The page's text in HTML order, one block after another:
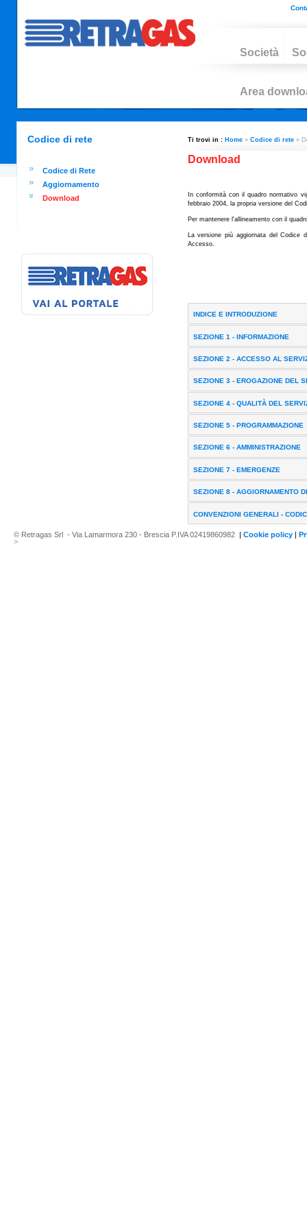
Società
Area
Codice di rete
Codice di Rete
Aggiornamento
Download
Ti trovi in : Home » Codice di rete »
Download
In conformità con il quadro normativo
febbraio 2004, la propria versione del
Per mantenere l'allineamento con il
La versione più aggiornata del Codice
Accesso.
INDICE E INTRODUZIONE
SEZIONE 1 - INFORMAZIONE
SEZIONE 2 - ACCESSO AL
SEZIONE 3 - EROGAZIONE DEL
SEZIONE 4 - QUALITÀ DEL
SEZIONE 5 - PROGRAMMAZIONE
SEZIONE 6 - AMMINISTRAZIONE
SEZIONE 7 - EMERGENZE
SEZIONE 8 - AGGIORNAMENTO
CONVENZIONI GENERALI -
© Retragas Srl - Via Lamarmora 230 - Brescia P.IVA 02419860982 | Cookie policy|
>